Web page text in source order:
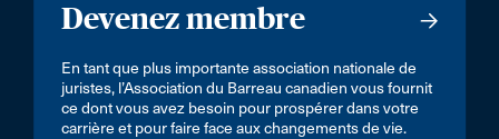
Devenez membre
En tant que plus importante association nationale de
juristes, l’Association du Barreau canadien vous fournit
ce dont vous avez besoin pour prospérer dans votre
carrière et pour faire face aux changements de vie.